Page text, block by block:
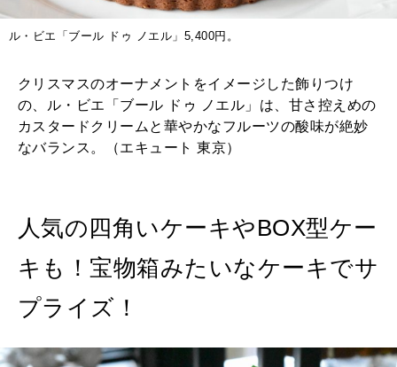
ル・ビエ「ブール ドゥ ノエル」5,400円。
クリスマスのオーナメントをイメージした飾りつけ
の、ル・ビエ「ブール ドゥ ノエル」は、甘さ控えめの
カスタードクリームと華やかなフルーツの酸味が絶妙
なバランス。（エキュート 東京）
人気の四角いケーキやBOX型ケー
キも！宝物箱みたいなケーキでサ
プライズ！